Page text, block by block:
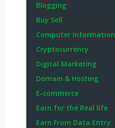
Blogging
Buy Sell
Computer Information
Cryptocurrency
Digital Marketing
Domain & Hosting
E-commerce
Earn for the Real life
Earn From Data Entry